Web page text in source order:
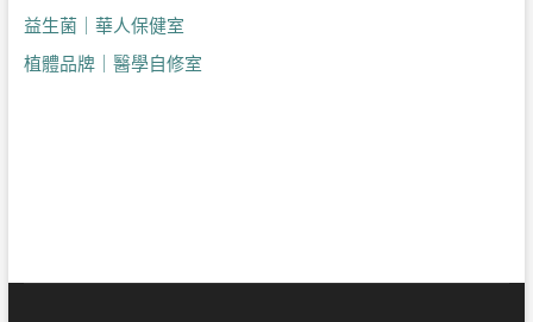
益生菌｜華人保健室
植體品牌｜醫學自修室